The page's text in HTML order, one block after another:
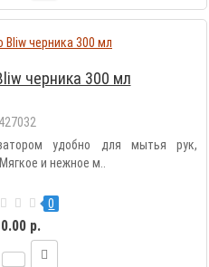
черника 300 мл
удобно для мытья рук,
и нежное м..
0
р.